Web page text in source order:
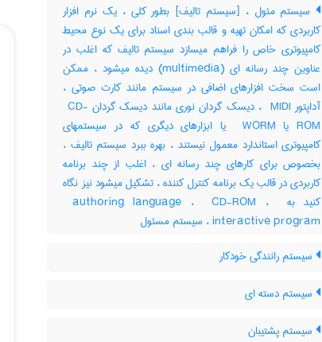
سیستم مئول ، [سیستم تالیف] بطور کلی ، یک نرم افزار
کاربردی که امکان تهیه و قالب بندی اسناد برای یک نوع محیط
کامپیوتری خاص را فراهم میسازد سیستم تالیف که اغلب در
عناوین چند رسانه ای (‎multimedia) دیده میشود ، ممکن
است سخت افزارهای اضافی در سیستم مانند کارت صوتی ،
آداپتور ‎ MIDI ، دیسک گردان نوری مانند دیسک گردان ‎ CD-
ROM یا ‎ WORM یا ابزارهای دیگری که در سیستمهای
کامپیوتری استاندارد معمول نیستند ، بهره ببرد سیستم تالیف ،
بخصوص برای کارهای چند رسانه ای ، اغلب از چند برنامه
کاربردی در قالب یک برنامه کنترل کننده ، تشکیل میشود نیز نگاه
کنید به ‎ authoring language ، ‎ CD-ROM ، ‎
interactive program ، سیستم مسئول
سیستم رانندگی خودکار
سیستم دسته ای
سیستم پشتیبان